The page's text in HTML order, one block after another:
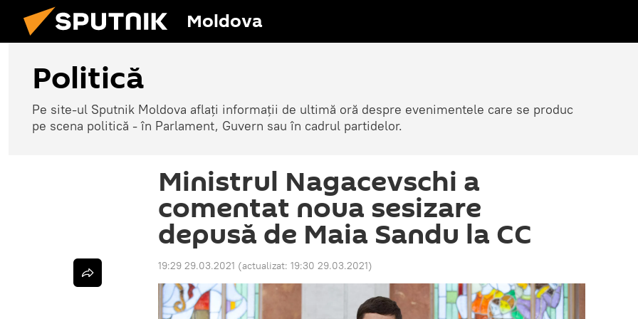
Moldova
Politică
Pe site-ul Sputnik Moldova aflați informații de ultimă oră despre evenimentele care se produc
pe scena politică - în Parlament, Guvern sau în cadrul partidelor.
Ministrul Nagacevschi a
comentat noua sesizare
depusă de Maia Sandu la CC
19:29 29.03.2021 (actualizat: 19:30 29.03.2021)